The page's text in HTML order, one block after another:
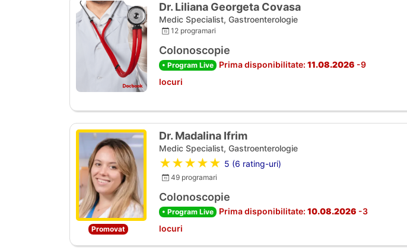
Dr. Liliana Georgeta Covasa
Medic Specialist, Gastroenterologie
12 programari
Colonoscopie
• Program Live Prima disponibilitate: 11.08.2026 -9
locuri
Promovat
Dr. Madalina Ifrim
Medic Specialist, Gastroenterologie
★★★★★ 5 (6 rating-uri)
49 programari
Colonoscopie
• Program Live Prima disponibilitate: 10.08.2026 -3
locuri